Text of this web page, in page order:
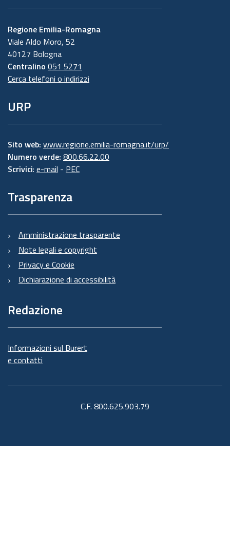
Regione Emilia-Romagna
Viale Aldo Moro, 52
40127 Bologna
Centralino 051 5271
Cerca telefoni o indirizzi
URP
Sito web: www.regione.emilia-romagna.it/urp/
Numero verde: 800.66.22.00
Scrivici: e-mail - PEC
Trasparenza
Amministrazione trasparente
Note legali e copyright
Privacy e Cookie
Dichiarazione di accessibilità
Redazione
Informazioni sul Burert
e contatti
C.F. 800.625.903.79